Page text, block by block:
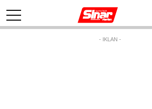
- IKLAN -